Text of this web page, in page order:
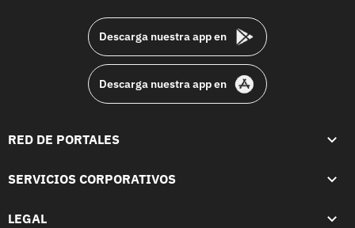
Descarga nuestra app en
Descarga nuestra app en
RED DE PORTALES
SERVICIOS CORPORATIVOS
LEGAL